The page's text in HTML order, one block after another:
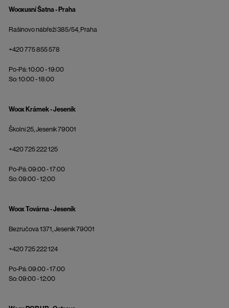
Wooxusní Šatna - Praha
Rašínovo nábřeží 385/54, Praha
+420 775 855 578
Po-Pá: 10:00 - 19:00
So: 10:00 - 18:00
Woox Krámek - Jeseník
Školní 25, Jeseník 79001
+420 725 222 125
Po-Pá: 09:00 - 17:00
So: 09:00 - 12:00
Woox Továrna - Jeseník
Bezručova 1371, Jeseník 79001
+420 725 222 124
Po-Pá: 09:00 - 17:00
So: 09:00 - 12:00